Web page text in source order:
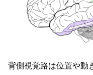
背側視覚路は位置や動